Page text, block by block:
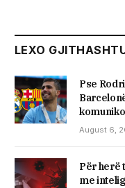
LEXO
Pse
August 6,
Për herë
me